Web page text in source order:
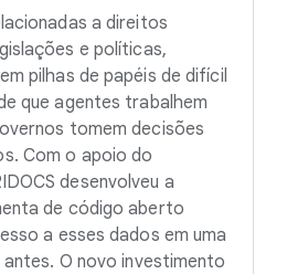
a direitos
e políticas,
pilhas de papéis de difícil
que agentes trabalhem
tomem decisões
Com o apoio do
desenvolveu a
de código aberto
a esses dados em uma
O novo investimento